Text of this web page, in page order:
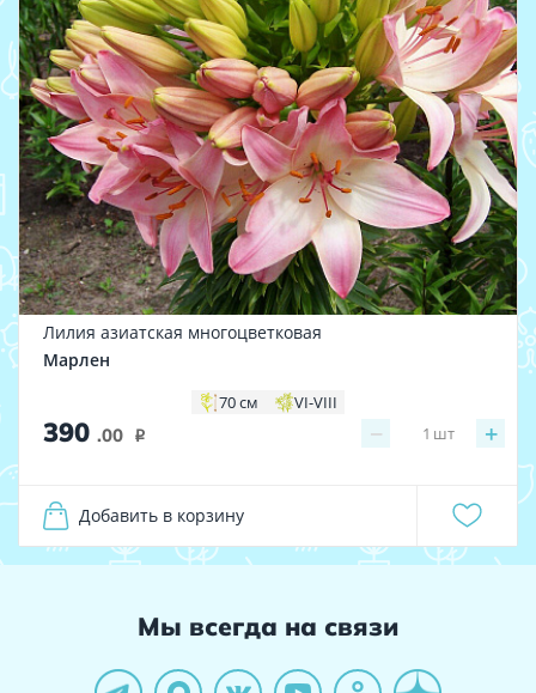
Лилия азиатская многоцветковая
Марлен
70 см VI-VIII
390 .00 i − +
1 шт
Добавить в корзину
Мы всегда на связи